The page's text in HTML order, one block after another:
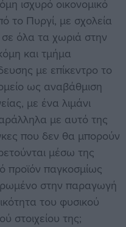
ισχυρό οικονομικό
το Πυργί, με σχολεία
όλα τα χωριά στην
και τμήμα
με επίκεντρο το
ως αναβάθμιση
με ένα λιμάνι
με αυτό της
που δεν θα μπορούν
μέσω της
προϊόν παγκοσμίως
στην παραγωγή
του φυσικού
στοιχείου της;